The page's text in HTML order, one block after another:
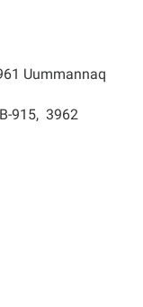
Uummannaq
915, 3962